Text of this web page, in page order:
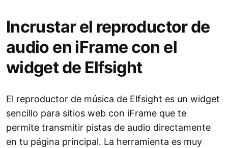
Incrustar el reproductor de
audio en iFrame con el
widget de Elfsight
El reproductor de música de Elfsight es un widget
sencillo para sitios web con iFrame que te
permite transmitir pistas de audio directamente
en tu página principal. La herramienta es muy